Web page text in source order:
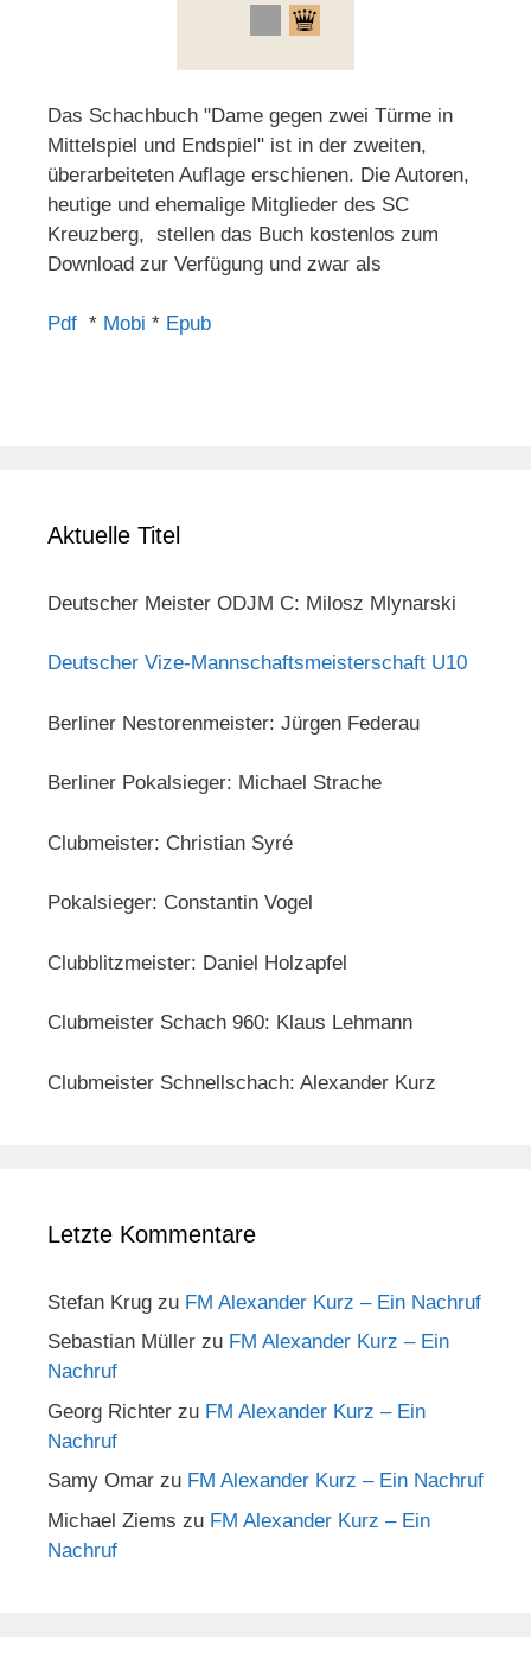
Das Schachbuch "Dame gegen zwei Türme in
Mittelspiel und Endspiel" ist in der zweiten,
überarbeiteten Auflage erschienen. Die Autoren,
heutige und ehemalige Mitglieder des SC
Kreuzberg, stellen das Buch kostenlos zum
Download zur Verfügung und zwar als
Pdf * Mobi * Epub
Aktuelle Titel
Deutscher Meister ODJM C: Milosz Mlynarski
Deutscher Vize-Mannschaftsmeisterschaft U10
Berliner Nestorenmeister: Jürgen Federau
Berliner Pokalsieger: Michael Strache
Clubmeister: Christian Syré
Pokalsieger: Constantin Vogel
Clubblitzmeister: Daniel Holzapfel
Clubmeister Schach 960: Klaus Lehmann
Clubmeister Schnellschach: Alexander Kurz
Letzte Kommentare
Stefan Krug zu FM Alexander Kurz – Ein Nachruf
Sebastian Müller zu FM Alexander Kurz – Ein
Nachruf
Georg Richter zu FM Alexander Kurz – Ein
Nachruf
Samy Omar zu FM Alexander Kurz – Ein Nachruf
Michael Ziems zu FM Alexander Kurz – Ein
Nachruf